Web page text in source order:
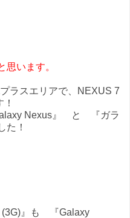
います。
ラスエリアで、NEXUS 7
Nexus』 と 『ガラ
た！
(3G)』も 『Galaxy